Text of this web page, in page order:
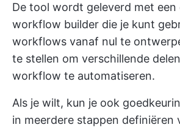
De tool wordt geleverd met
workflow builder die je kunt
workflows vanaf nul te
te stellen om verschillende
workflow te automatiseren.
Als je wilt, kun je ook
in meerdere stappen definiëren